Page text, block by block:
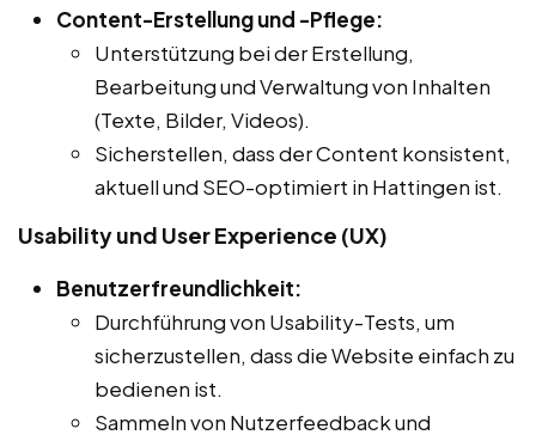
Content-Erstellung und -Pflege:
Unterstützung bei der Erstellung,
Bearbeitung und Verwaltung von Inhalten
(Texte, Bilder, Videos).
Sicherstellen, dass der Content konsistent,
aktuell und SEO-optimiert in Hattingen ist.
Usability und User Experience (UX)
Benutzerfreundlichkeit:
Durchführung von Usability-Tests, um
sicherzustellen, dass die Website einfach zu
bedienen ist.
Sammeln von Nutzerfeedback und